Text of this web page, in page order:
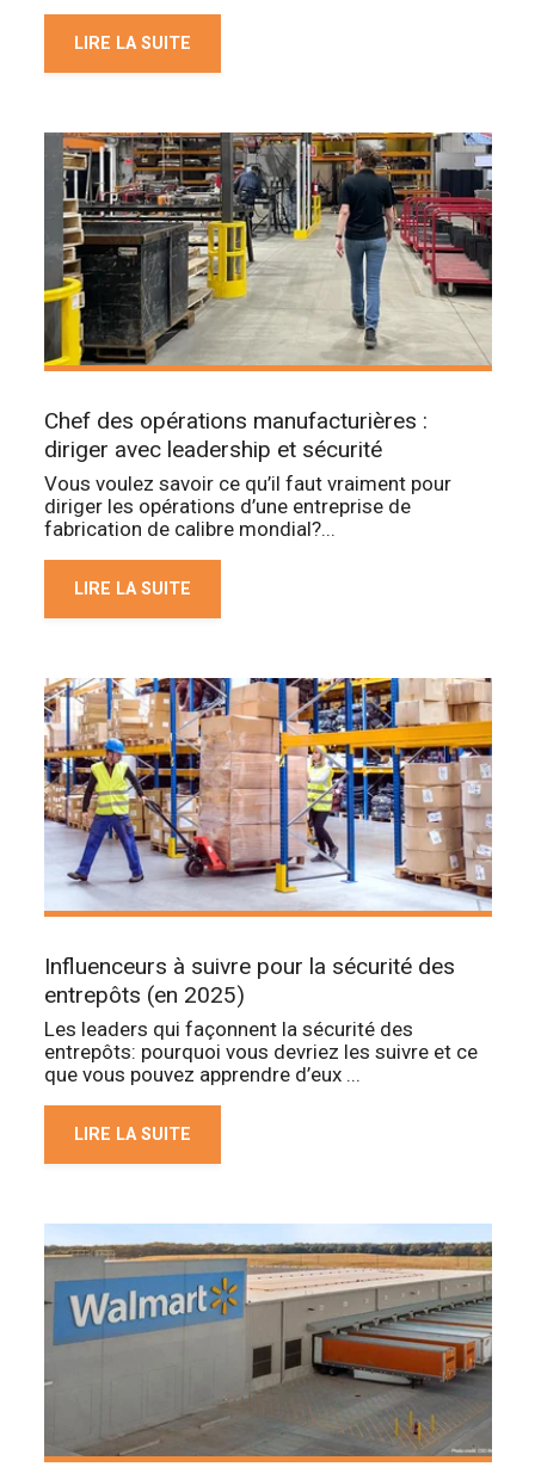
LIRE LA SUITE
Chef des opérations manufacturières :
diriger avec leadership et sécurité
Vous voulez savoir ce qu’il faut vraiment pour
diriger les opérations d’une entreprise de
fabrication de calibre mondial?...
LIRE LA SUITE
Influenceurs à suivre pour la sécurité des
entrepôts (en 2025)
Les leaders qui façonnent la sécurité des
entrepôts: pourquoi vous devriez les suivre et ce
que vous pouvez apprendre d’eux ...
LIRE LA SUITE